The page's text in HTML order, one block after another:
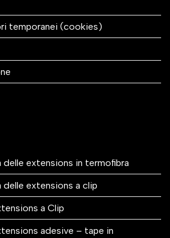
temporanei (cookies)
delle extensions in termofibra
delle extensions a clip
a Clip
adesive – tape in